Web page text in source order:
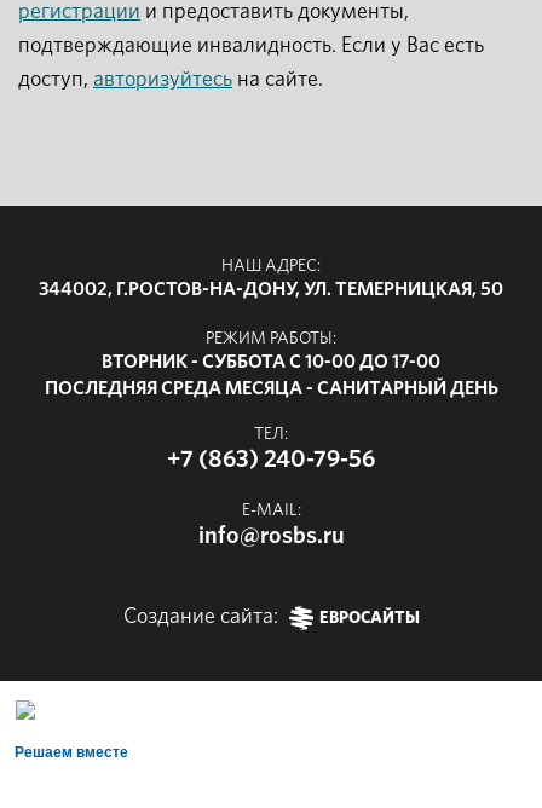
регистрации и предоставить документы,
подтверждающие инвалидность. Если у Вас есть
доступ, авторизуйтесь на сайте.
НАШ АДРЕС:
344002, Г.РОСТОВ-НА-ДОНУ, УЛ. ТЕМЕРНИЦКАЯ, 50
РЕЖИМ РАБОТЫ:
ВТОРНИК - СУББОТА С 10-00 ДО 17-00
ПОСЛЕДНЯЯ СРЕДА МЕСЯЦА - САНИТАРНЫЙ ДЕНЬ
ТЕЛ:
+7 (863) 240-79-56
E-MAIL:
info@rosbs.ru
Создание сайта: ЕВРОСАЙТЫ
Решаем вместе